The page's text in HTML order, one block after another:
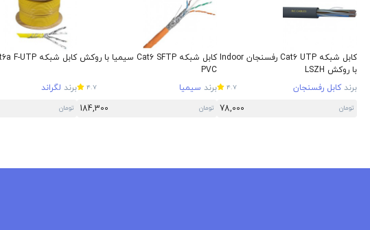
کابل شبکه Cat6 UTP رفسنجان Indoor
با روکش LSZH
برندکابل رفسنجان 4.7
تومان 78,000
کابل شبکه Cat6 SFTP سیمیا با روکش
PVC
برند سیمیا 4.7
تومان 184,300
کابل شبکه Cat6a F-UTP لگراند
برند لگراند
تومان